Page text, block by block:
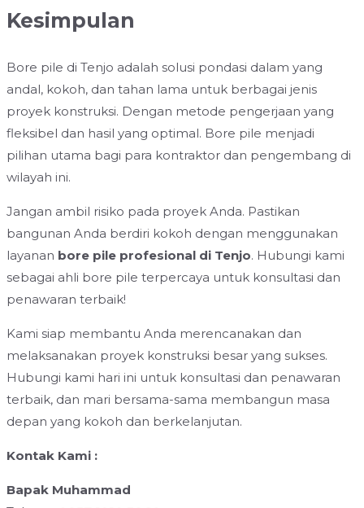
Kesimpulan
Bore pile di Tenjo adalah solusi pondasi dalam yang
andal, kokoh, dan tahan lama untuk berbagai jenis
proyek konstruksi. Dengan metode pengerjaan yang
fleksibel dan hasil yang optimal. Bore pile menjadi
pilihan utama bagi para kontraktor dan pengembang di
wilayah ini.
Jangan ambil risiko pada proyek Anda. Pastikan
bangunan Anda berdiri kokoh dengan menggunakan
layanan bore pile profesional di Tenjo. Hubungi kami
sebagai ahli bore pile terpercaya untuk konsultasi dan
penawaran terbaik!
Kami siap membantu Anda merencanakan dan
melaksanakan proyek konstruksi besar yang sukses.
Hubungi kami hari ini untuk konsultasi dan penawaran
terbaik, dan mari bersama-sama membangun masa
depan yang kokoh dan berkelanjutan.
Kontak Kami :
Bapak Muhammad